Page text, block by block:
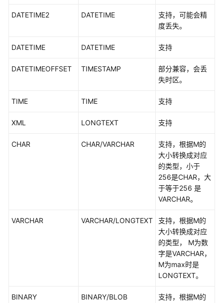
优
规
类
DATETIME2 DATETIME
支持，可能会精
度丢失。
DATETIME DATETIME 支持
DATETIMEOFFSET TIMESTAMP
部分兼容，会丢
失时区。
TIME TIME 支持
XML LONGTEXT 支持
CHAR CHAR/VARCHAR
支持，根据M的
大小转换成对应
的类型，小于
256是CHAR，大
于等于256 是
VARCHAR。
VARCHAR VARCHAR/LONGTEXT
支持，根据M的
大小转换成对应
的类型， M为数
字是VARCHAR，
M为max时是
LONGTEXT。
BINARY BINARY/BLOB
支持，根据M的